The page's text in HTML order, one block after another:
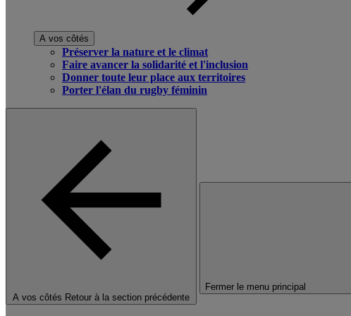
A vos côtés
Préserver la nature et le climat
Faire avancer la solidarité et l'inclusion
Donner toute leur place aux territoires
Porter l'élan du rugby féminin
A vos côtés Retour à la section précédente
Fermer le menu principal